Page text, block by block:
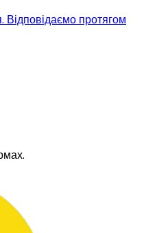
протягом